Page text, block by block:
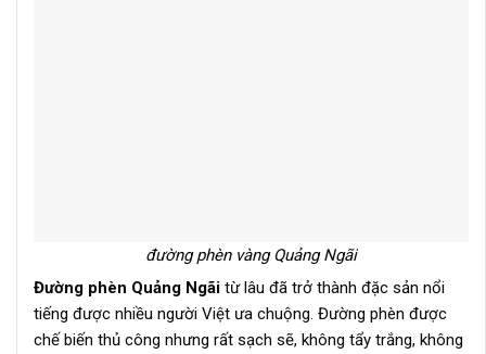
đường phèn vàng Quảng Ngãi
Đường phèn Quảng Ngãi từ lâu đã trở thành đặc sản nổi
tiếng được nhiều người Việt ưa chuộng. Đường phèn được
chế biến thủ công nhưng rất sạch sẽ, không tẩy trắng, không